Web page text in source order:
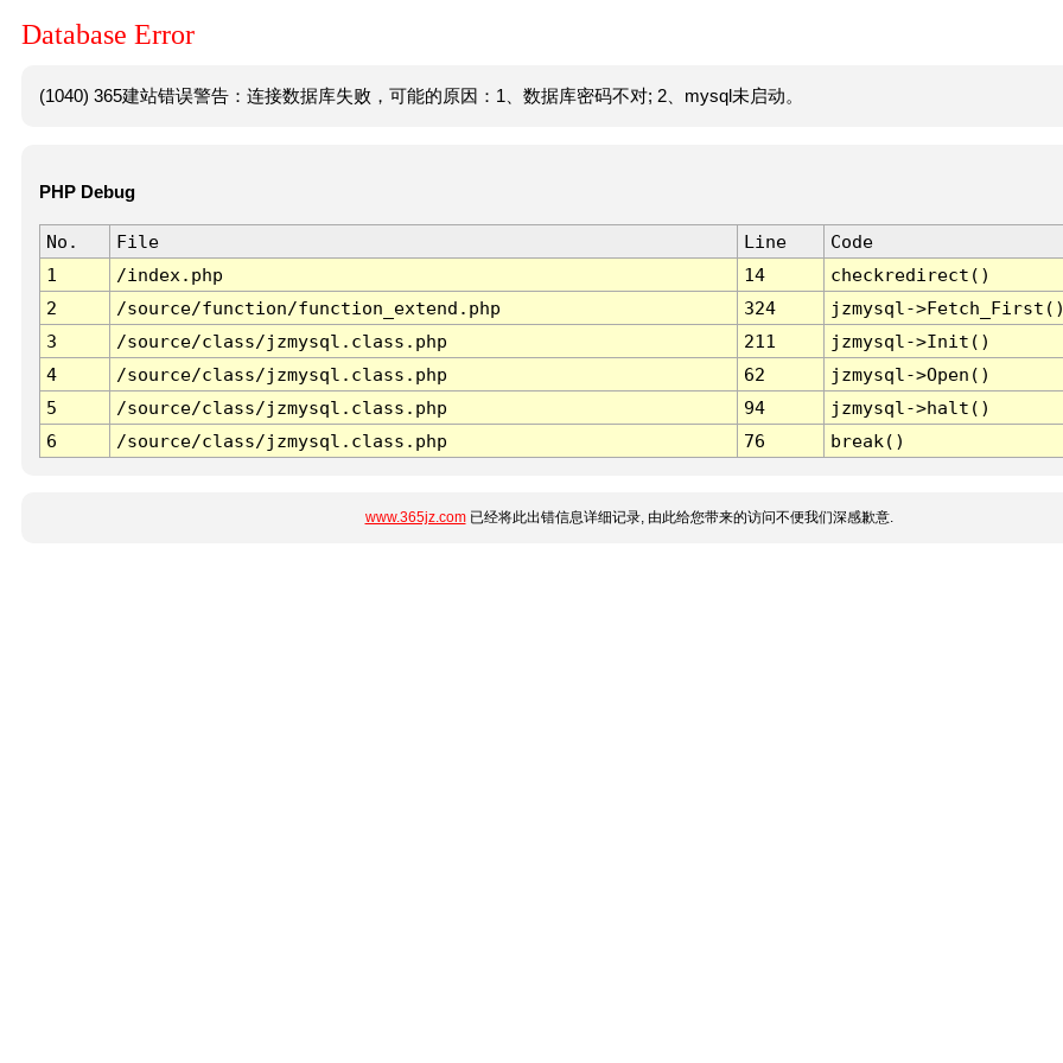
Database Error
(1040) 365建站错误警告：连接数据库失败，可能的原因：1、数据库密码不对; 2、mysql未启动。
PHP Debug
No. File Line
Code
1
/index.php 14
checkredirect()
2
/source/function/function_extend.php 324
jzmysql-
3
/source/class/jzmysql.class.php 211
jzmysql->Init()
4
/source/class/jzmysql.class.php 62
jzmysql->Open()
5
/source/class/jzmysql.class.php 94
jzmysql->halt()
6
/source/class/jzmysql.class.php 76 break()
www.365jz.com已经将此出错信息详细记录, 由此给您带来的访问不便我们深感歉意.